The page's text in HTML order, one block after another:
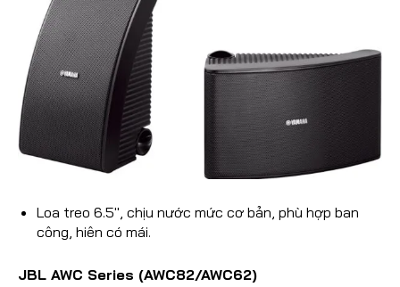
Loa treo 6.5″, chịu nước mức cơ bản, phù hợp ban
công, hiên có mái.
JBL AWC Series (AWC82/AWC62)